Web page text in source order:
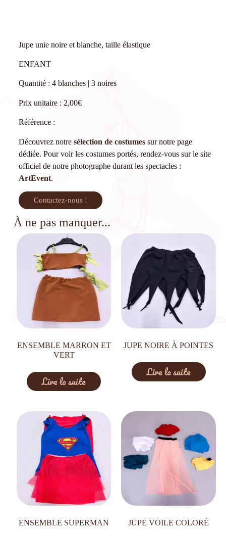
Jupe unie noire et blanche, taille élastique
ENFANT
Quantité : 4 blanches | 3 noires
Prix unitaire : 2,00€
Référence :
Découvrez notre sélection de costumessur notre page
dédiée. Pour voir les costumes portés, rendez-vous sur le site
officiel de notre photographe durant les spectacles :
ArtEvent.
Contactez-nous !
À ne pas manquer...
ENSEMBLE MARRON ET
VERT
Lire la suite
JUPE NOIRE À POINTES
Lire la suite
ENSEMBLE SUPERMAN JUPE VOILE COLORÉ